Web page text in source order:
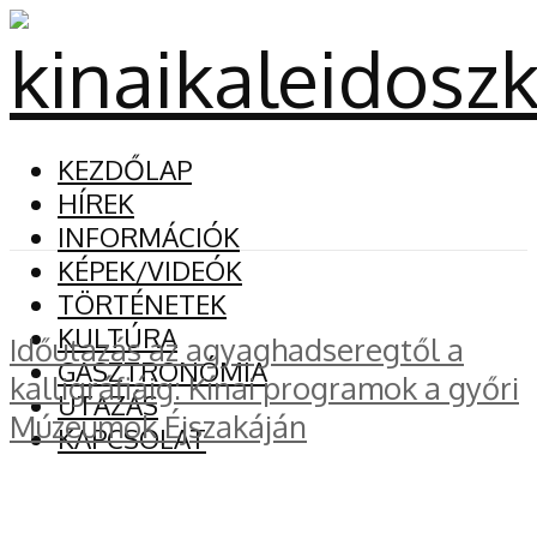
KEZDŐLAP
HÍREK
INFORMÁCIÓK
KÉPEK/VIDEÓK
TÖRTÉNETEK
KULTÚRA
GASZTRONÓMIA
UTAZÁS
KAPCSOLAT
Időutazás az agyaghadseregtől a
kalligráfiáig: Kínai programok a győri
Múzeumok Éjszakáján